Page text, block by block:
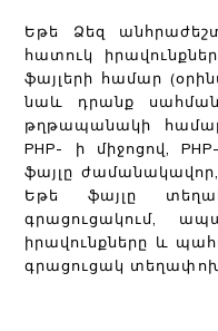
Եթե ​​Ձեզ
հատուկ
ֆայլերի համար
նաև դրանք
թղթապանակի
PHP- ի միջոցով,
ֆայլը
Եթե ​​ֆայլը
գրացուցակում,
իրավունքները և
գրացուցակ